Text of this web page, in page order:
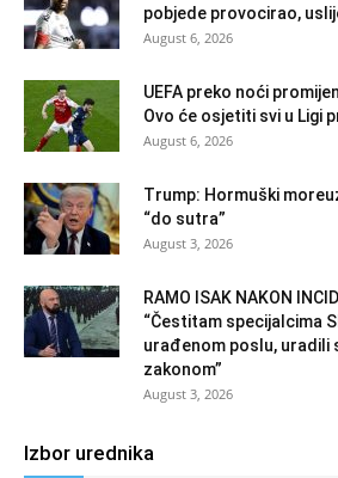
pobjede provocirao,
August 6, 2026
UEFA preko noći
Ovo će osjetiti svi u Ligi
August 6, 2026
Trump: Hormuški
“do sutra”
August 3, 2026
RAMO ISAK NAKON
“Čestitam specijalcima
urađenom poslu, uradili
zakonom”
August 3, 2026
Izbor urednika